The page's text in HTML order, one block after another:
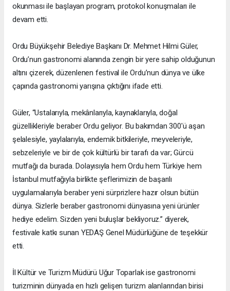
okunması ile başlayan program, protokol konuşmaları ile
devam etti.
Ordu Büyükşehir Belediye Başkanı Dr. Mehmet Hilmi Güler,
Ordu’nun gastronomi alanında zengin bir yere sahip olduğunun
altını çizerek, düzenlenen festival ile Ordu’nun dünya ve ülke
çapında gastronomi yarışına çıktığını ifade etti.
Güler, “Ustalarıyla, mekânlarıyla, kaynaklarıyla, doğal
güzellikleriyle beraber Ordu geliyor. Bu bakımdan 300'ü aşan
şelalesiyle, yaylalarıyla, endemik bitkileriyle, meyveleriyle,
sebzeleriyle ve bir de çok kültürlü bir tarafı da var; Gürcü
mutfağı da burada. Dolayısıyla hem Ordu hem Türkiye hem
İstanbul mutfağıyla birlikte şeflerimizin de başarılı
uygulamalarıyla beraber yeni sürprizlere hazır olsun bütün
dünya. Sizlerle beraber gastronomi dünyasına yeni ürünler
hediye edelim. Sizden yeni buluşlar bekliyoruz.” diyerek,
festivale katkı sunan YEDAŞ Genel Müdürlüğüne de teşekkür
etti.
İl Kültür ve Turizm Müdürü Uğur Toparlak ise gastronomi
turizminin dünyada en hızlı gelişen turizm alanlarından birisi